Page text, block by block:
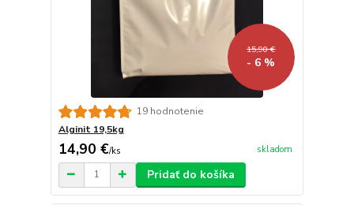
15,90 €
- 6 %
19 hodnotenie
Alginit 19,5kg
14,90 €/ks skladom
Pridať do košíka